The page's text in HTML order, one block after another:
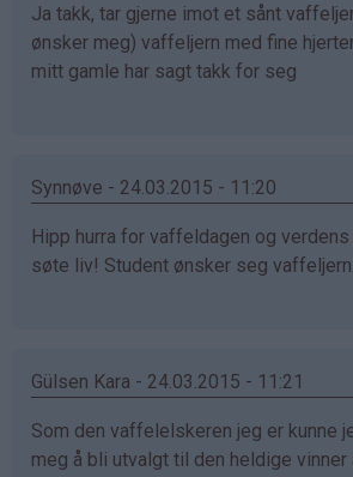
Ja takk, tar gjerne imot et sånt
ønsker meg) vaffeljern med fine
mitt gamle har sagt takk for seg
Synnøve - 24.03.2015 - 11:20
Hipp hurra for vaffeldagen og
søte liv! Student ønsker seg
Gülsen Kara - 24.03.2015 - 11:21
Som den vaffelelskeren jeg er kunne
meg å bli utvalgt til den heldige vinner